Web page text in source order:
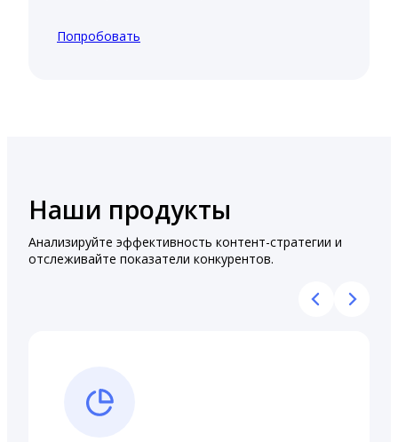
Попробовать
Наши продукты
Анализируйте эффективность контент-стратегии и
отслеживайте показатели конкурентов.